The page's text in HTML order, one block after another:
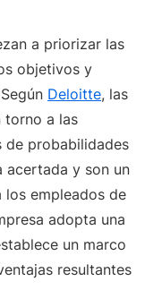
a priorizar las
objetivos y
Deloitte, las
torno a las
de probabilidades
acertada y son un
los empleados de
adopta una
un marco
resultantes